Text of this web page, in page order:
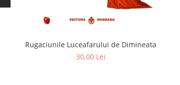
Rugaciunile Luceafarului de Dimineata
30,00 Lei